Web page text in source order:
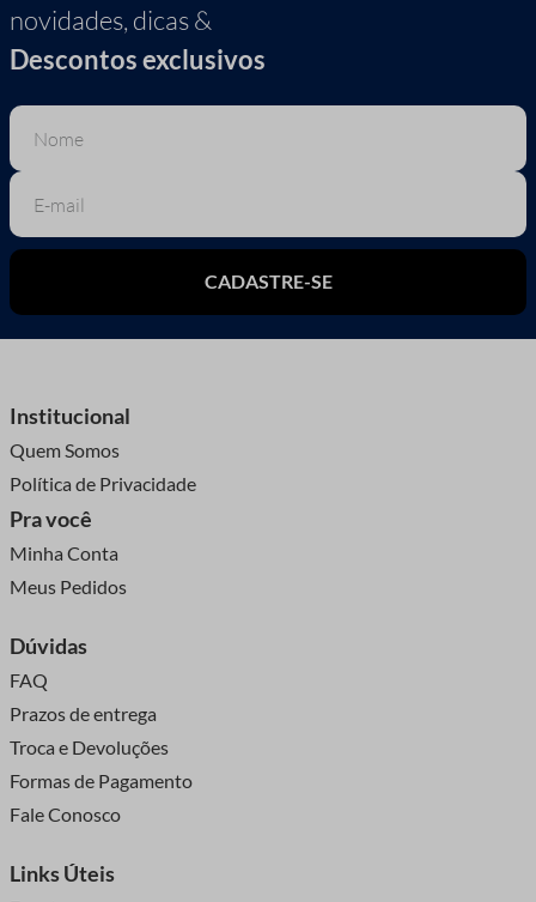
novidades, dicas &
Descontos exclusivos
CADASTRE-SE
Institucional
Quem Somos
Política de Privacidade
Pra você
Minha Conta
Meus Pedidos
Dúvidas
FAQ
Prazos de entrega
Troca e Devoluções
Formas de Pagamento
Fale Conosco
Links Úteis